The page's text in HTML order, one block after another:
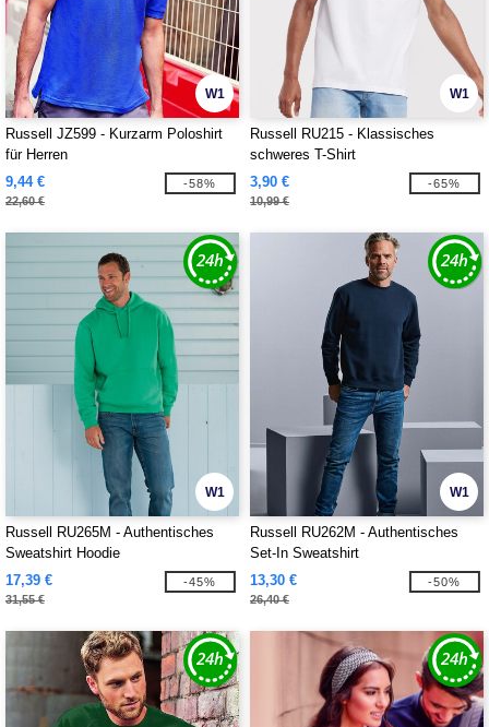
W1
Russell JZ599 - Kurzarm Poloshirt
für Herren
9,44 €
22,60 €
-58%
W1
Russell RU215 - Klassisches
schweres T-Shirt
3,90 €
10,99 €
-65%
W1
Russell RU265M - Authentisches
Sweatshirt Hoodie
17,39 €
31,55 €
-45%
W1
Russell RU262M - Authentisches
Set-In Sweatshirt
13,30 €
26,40 €
-50%